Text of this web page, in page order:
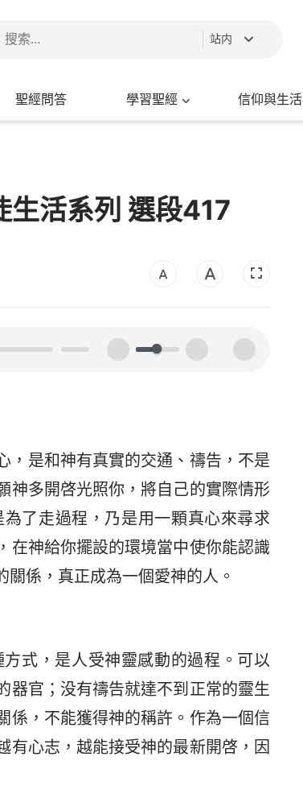
站内
聖經問答 學習聖經 信仰與生活
生活系列 選段417
00:00
，是和神有真實的交通、禱告，不是
神多開啓光照你，將自己的實際情形
了走過程，乃是用一顆真心來尋求
在神給你擺設的環境當中使你能認識
係，真正成為一個愛神的人。
式，是人受神靈感動的過程。可以
器官；没有禱告就達不到正常的靈生
係，不能獲得神的稱許。作為一個信
有心志，越能接受神的最新開啓，因